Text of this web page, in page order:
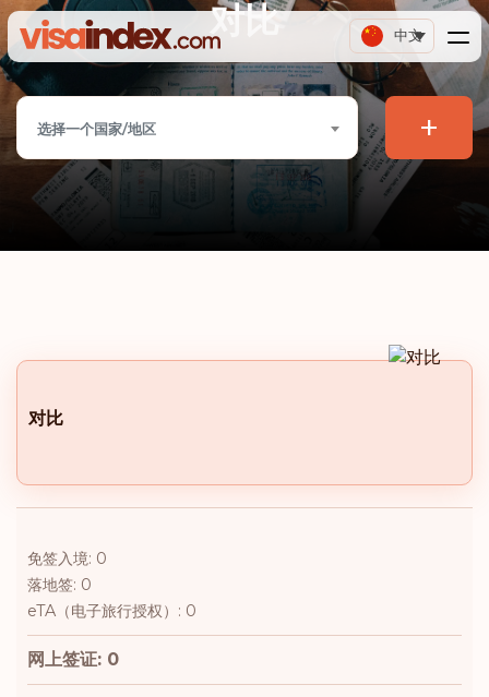
中文
对比
选择一个国家/地区 +
对比
免签入境: 0
落地签: 0
eTA（电子旅行授权）: 0
网上签证: 0